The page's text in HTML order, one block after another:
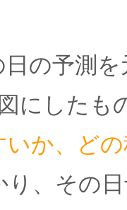
の予測
にしたも
か、ど
り、その